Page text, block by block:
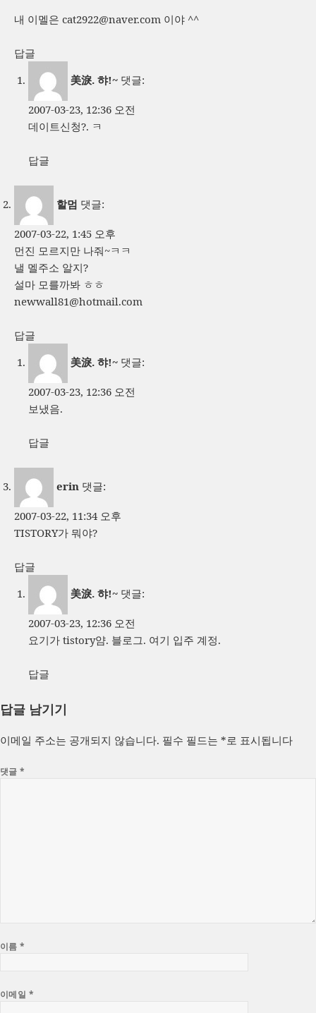
내 이멜은 cat2922@naver.com이야 ^^
답글
美淚. 햐!~ 댓글:
2007-03-23, 12:36 오전
데이트신청?. ㅋ
답글
할멈 댓글:
2007-03-22, 1:45 오후
먼진 모르지만 나줘~ㅋㅋ
낼 멜주소 알지?
설마 모를까봐 ㅎㅎ
newwall81@hotmail.com
답글
美淚. 햐!~ 댓글:
2007-03-23, 12:36 오전
보냈음.
답글
erin 댓글:
2007-03-22, 11:34 오후
TISTORY가 뭐야?
답글
美淚. 햐!~ 댓글:
2007-03-23, 12:36 오전
요기가 tistory얌. 블로그. 여기 입주 계정.
답글
답글 남기기
이메일 주소는 공개되지 않습니다. 필수 필드는 *로 표시됩니다
댓글*
이름*
이메일 *